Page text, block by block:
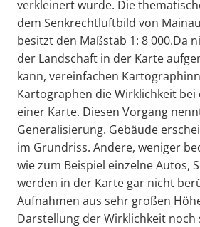
verkleinert wurde. Die
dem Senkrechtluftbild von
besitzt den Maßstab 1: 8 000.Da
der Landschaft in der Karte
kann, vereinfachen
Kartographen die Wirklichkeit
einer Karte. Diesen Vorgang
Generalisierung. Gebäude
im Grundriss. Andere, weniger
wie zum Beispiel einzelne Autos,
werden in der Karte gar nicht
Aufnahmen aus sehr großen
Darstellung der Wirklichkeit